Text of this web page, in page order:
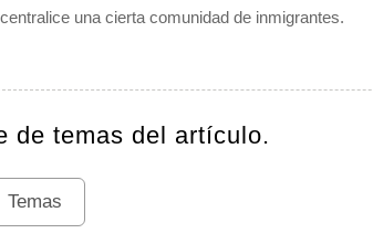
una cierta comunidad de inmigrantes.
de temas del artículo.
Temas